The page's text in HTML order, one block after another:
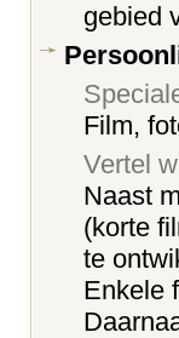
gebied
Film,
Vertel
Naast
(korte
te
Enkele